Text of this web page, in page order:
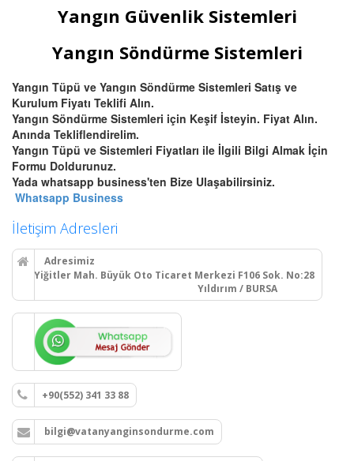
multisensörler ve yüksek tavanlı
yangın dedektörü satış ve
montajı.
Bursa Otomatik Gazlı Söndürme
ve Mühendislik Sistemleri
Bursa FM200, Novec 1230
montaj ve tüp dolumu.
Bursa Yangın Dolabı, Hortum
dolapları montajı, seyyar
tekerlekli yangın hortumu
makaraları, yangın hidrant
Yangın Güvenlik Sistemleri
Yangın Söndürme Sistemleri
Yangın Tüpü ve Yangın Söndürme Sistemleri Satış ve
Kurulum Fiyatı Teklifi Alın.
Yangın Söndürme Sistemleri için Keşif İsteyin. Fiyat Alın.
Anında Tekliflendirelim.
Yangın Tüpü ve Sistemleri Fiyatları ile İlgili Bilgi Almak İçin
Formu Doldurunuz.
Yada whatsapp business'ten Bize Ulaşabilirsiniz.
Whatsapp Business
İletişim Adresleri
Adresimiz
Yiğitler Mah. Büyük Oto Ticaret Merkezi F106 Sok. No:28
Yıldırım / BURSA
+90(552) 341 33 88
bilgi@vatanyanginsondurme.com